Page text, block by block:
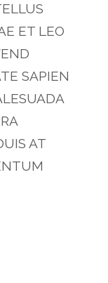
ET LEO
SAPIEN
AT